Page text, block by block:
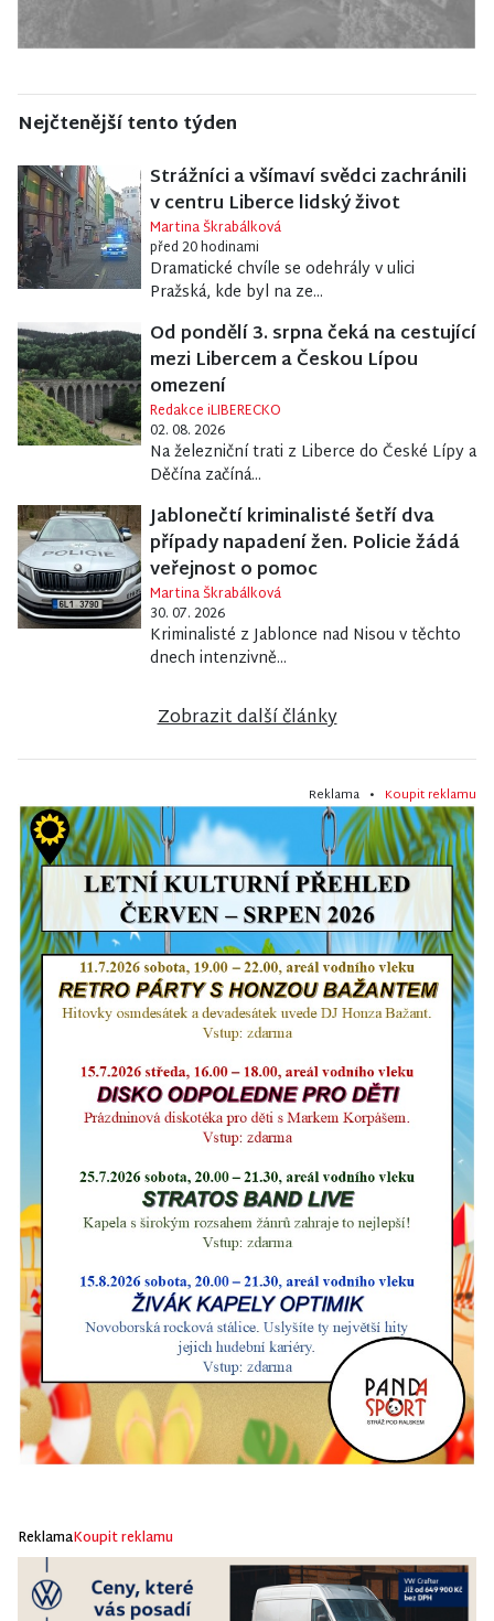
Nejčtenější tento týden
Strážníci a všímaví svědci zachránili
v centru Liberce lidský život
Martina Škrabálková
před 20 hodinami
Dramatické chvíle se odehrály v ulici
Pražská, kde byl na ze...
Od pondělí 3. srpna čeká na cestující
mezi Libercem a Českou Lípou
omezení
Redakce iLIBERECKO
02. 08. 2026
Na železniční trati z Liberce do České Lípy a
Děčína začíná...
Jablonečtí kriminalisté šetří dva
případy napadení žen. Policie žádá
veřejnost o pomoc
Martina Škrabálková
30. 07. 2026
Kriminalisté z Jablonce nad Nisou v těchto
dnech intenzivně...
Zobrazit další články
Reklama • Koupit reklamu
ReklamaKoupit reklamu